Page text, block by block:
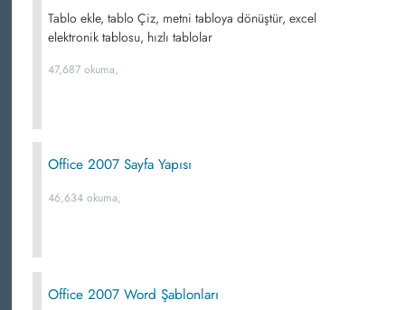
Tablo ekle, tablo Çiz, metni tabloya dönüştür, excel
elektronik tablosu, hızlı tablolar
47,687 okuma,
Office 2007 Sayfa Yapısı
46,634 okuma,
Office 2007 Word Şablonları